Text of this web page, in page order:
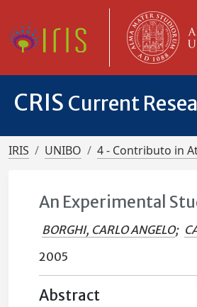
CRIS Current
IRIS UNIBO 4 - Contributo in
An Experimental
BORGHI, CARLO ANGELO;
2005
Abstract